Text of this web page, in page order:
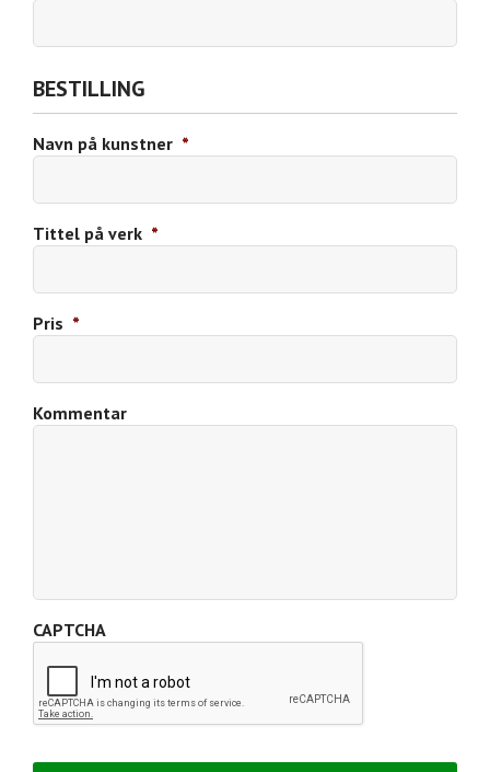
BESTILLING
Navn på kunstner *
Tittel på verk *
Pris *
Kommentar
CAPTCHA